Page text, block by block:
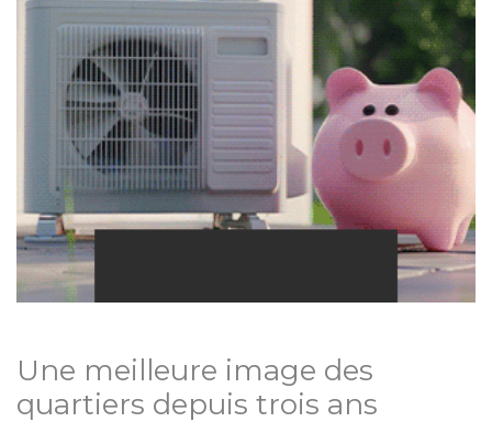
Une meilleure image des
quartiers depuis trois ans